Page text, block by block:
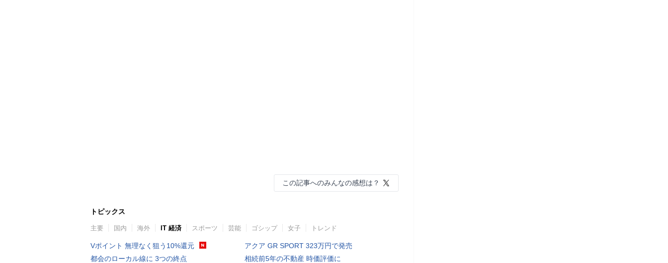
この記事へのみんなの感想は？
トピックス
主要 国内 海外 IT 経済 スポーツ 芸能 ゴシップ 女子 トレンド
Vポイント 無理なく狙う10%還元
都会のローカル線に 3つの終点
アクア GR SPORT 323万円で発売
相続前5年の不動産 時価評価に